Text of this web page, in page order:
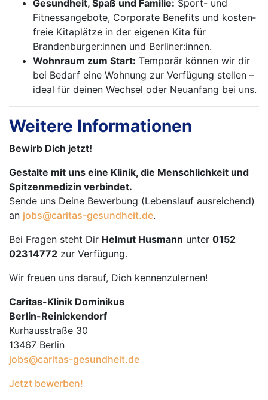
Gesundheit, Spaß und Familie: Sport- und
Fitnessangebote, Corporate Benefits und kosten­
freie Kitaplätze in der eigenen Kita für
Brandenburger:innen und Berliner:innen.
Wohnraum zum Start: Temporär können wir dir
bei Bedarf eine Wohnung zur Verfügung stellen –
ideal für deinen Wechsel oder Neuanfang bei uns.
Weitere Informationen
Bewirb Dich jetzt!
Gestalte mit uns eine Klinik, die Menschlichkeit und
Spitzenmedizin verbindet.
Sende uns Deine Bewerbung (Lebenslauf ausreichend)
an jobs@caritas-gesundheit.de.
Bei Fragen steht Dir Helmut Husmann unter 0152
02314772 zur Verfügung.
Wir freuen uns darauf, Dich kennenzulernen!
Caritas-Klinik Dominikus
Berlin-Reinickendorf
Kurhausstraße 30
13467 Berlin
jobs@caritas-gesundheit.de
Jetzt bewerben!